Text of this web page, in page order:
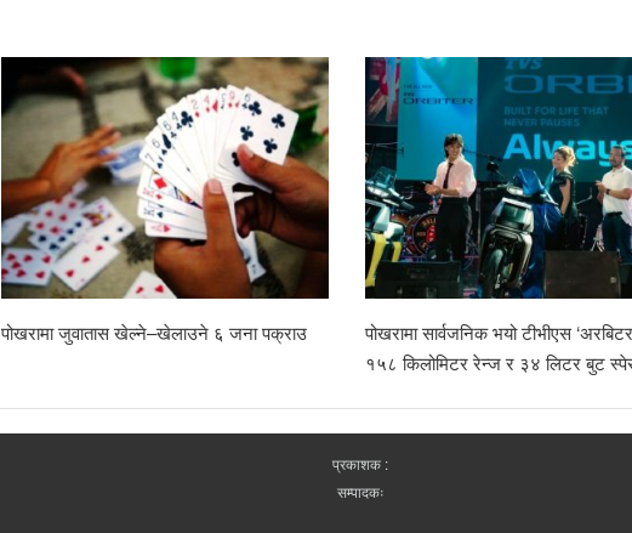
पोखरामा जुवातास खेल्ने–खेलाउने ६ जना पक्राउ
पोखरामा सार्वजनिक भयो टीभीएस
१५८ किलोमिटर रेन्ज र ३४ लिटर बुट
प्रकाशक :
सम्पादकः